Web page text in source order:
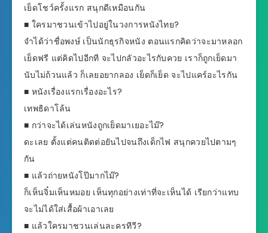
เย็ดโชว์ครั้งแรก สนุกดีเหมือนกัน
■ ใครมาชวนเข้าไปอยู่ในวงการหนังไทย?
จำได้ว่าชื่อพงษ์ เป็นนักธุรกิจหนัง ตอนแรกคิดว่าจะมาหลอก
เย็ดฟรี แต่คิดไปอีกที จะไปกลัวอะไรกับควย เราก็ถูกเย็ดมา
นับไม่ถ้วนแล้ว ก็เลยอยากลอง เย็ดก็เย็ด จะไปแคร์อะไรกัน
■ หนังเรื่องแรกเรื่องอะไร?
เทพธิดาโล้น
■ กว่าจะได้เล่นหนังถูกเย็ดมาเยอะไม๊?
ดะเลย ตั้งแต่คนติดต่อยันไปจนถึงเด็กไฟ สนุกควยไปตามๆ
กัน
■ แล้วถ่ายหนังโป๊มากไม๊?
ก็เห็นจิ๋มเห็นหมอย เห็นทุกอย่างเท่าที่จะเห็นได้ เรียกว่าแทบ
จะไม่ได้ใส่เสื้อผ้าเอาเลย
■ แล้วใครมาชวนเล่นละครทีวี?